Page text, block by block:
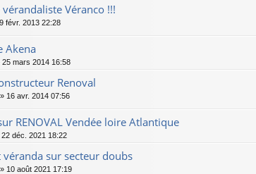
Véranco !!!
févr. 2013 22:28
Akena
25 mars 2014 16:58
Renoval
» 16 avr. 2014 07:56
RENOVAL Vendée loire Atlantique
22 déc. 2021 18:22
sur secteur doubs
» 10 août 2021 17:19